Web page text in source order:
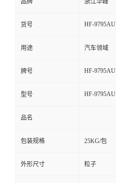
货号 HF-9795AU
用途 汽车领域
牌号 HF-9795AU
型号 HF-9795AU
品名
包装规格 25KG/包
外形尺寸 粒子